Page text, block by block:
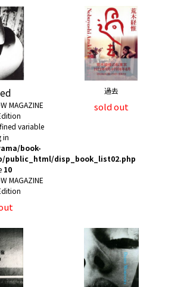
MAGAZINE
variable
in
book-
public_html/disp_book_list02.php
10
MAGAZINE
過去
sold out